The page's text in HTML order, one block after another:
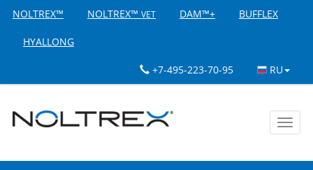
NOLTREX™ NOLTREX™ VET DAM™+ BUFFLEX
HYALLONG
+7-495-223-70-95 RU